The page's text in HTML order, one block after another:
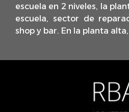
escuela en 2 niveles, la
escuela, sector de
shop y bar. En la planta